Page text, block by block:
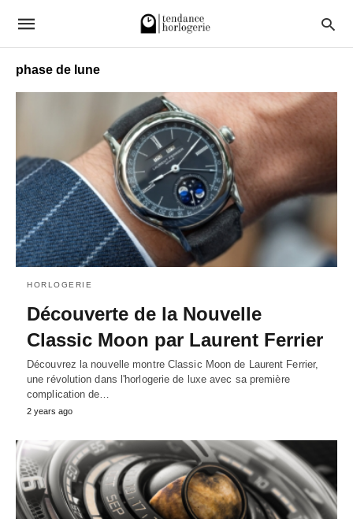
phase de lune
HORLOGERIE
Découverte de la Nouvelle
Classic Moon par Laurent Ferrier
Découvrez la nouvelle montre Classic Moon de Laurent Ferrier,
une révolution dans l'horlogerie de luxe avec sa première
complication de…
2 years ago